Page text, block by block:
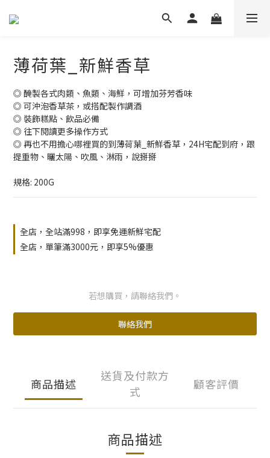
薄荷葉_新鮮香草
◎ 醃製各式肉類、魚類、海鮮，可增加芬芳香味
◎ 可沖泡香草茶，或搭配製作調酒
◎ 裝飾糕點、飲品必備
◎ 往下閱讀更多操作方式
◎ 再也不用擔心哪裡買的到薄荷葉_新鮮香草，24H宅配到府，跟
提重物、曬太陽、吹風、淋雨，說掰掰
規格: 200G
全店，全站滿998，即享免運新鮮宅配
全店，單筆滿3000元，即享5%優惠
若想購買，請聯絡我們。
聯絡我們
商品描述
送貨及付款方
式
顧客評價
商品描述